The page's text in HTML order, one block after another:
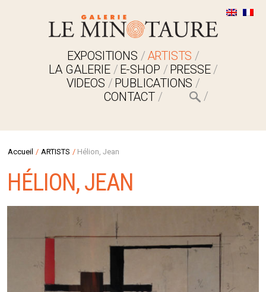
EXPOSITIONS
ARTISTS
LA GALERIE
E-SHOP
PRESSE
VIDEOS
PUBLICATIONS
CONTACT
Accueil / ARTISTS / Hélion, Jean
HÉLION, JEAN